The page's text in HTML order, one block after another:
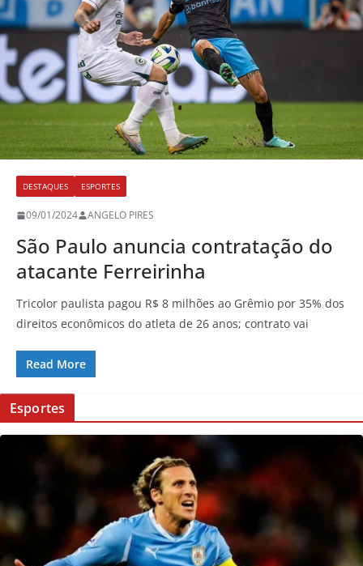
DESTAQUES ESPORTES
09/01/2024 ANGELO PIRES
São Paulo anuncia contratação do
atacante Ferreirinha
Tricolor paulista pagou R$ 8 milhões ao Grêmio por 35% dos
direitos econômicos do atleta de 26 anos; contrato vai
Read More
Esportes